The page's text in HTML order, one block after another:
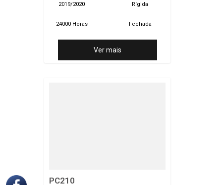
2019/2020 Rígida
24000 Horas Fechada
Ver mais
PC210